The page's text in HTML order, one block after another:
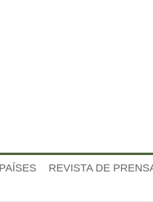
PAÍSES REVISTA DE